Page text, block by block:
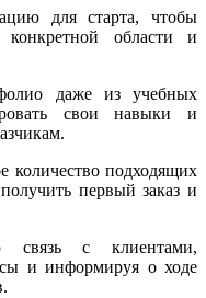
для старта, чтобы
области и
даже из учебных
свои навыки и
количество подходящих
первый заказ и
связь с клиентами,
и информируя о ходе